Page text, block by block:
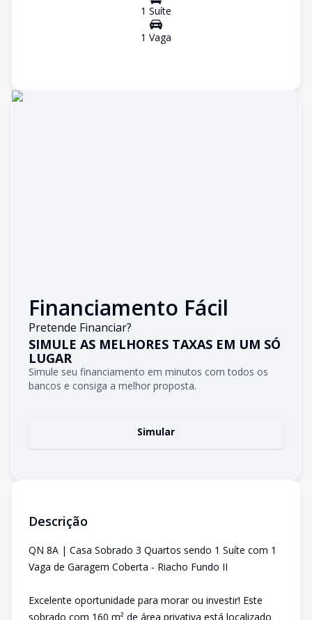
1 Suíte
1 Vaga
Financiamento Fácil
Pretende Financiar?
SIMULE AS MELHORES TAXAS EM UM SÓ
LUGAR
Simule seu financiamento em minutos com todos os
bancos e consiga a melhor proposta.
Simular
Descrição
QN 8A | Casa Sobrado 3 Quartos sendo 1 Suíte com 1
Vaga de Garagem Coberta - Riacho Fundo II
Excelente oportunidade para morar ou investir! Este
sobrado com 160 m² de área privativa está localizado